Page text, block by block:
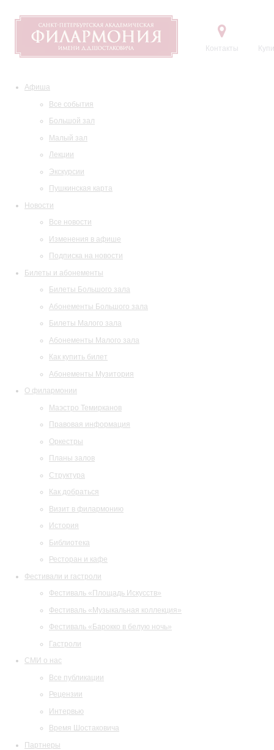
Контакты
Афиша
Все события
Большой зал
Малый зал
Лекции
Экскурсии
Пушкинская карта
Новости
Все новости
Изменения в афише
Подписка на новости
Билеты и абонементы
Билеты Большого зала
Абонементы Большого зала
Билеты Малого зала
Абонементы Малого зала
Как купить билет
Абонементы Музитория
О филармонии
Маэстро Темирканов
Правовая информация
Оркестры
Планы залов
Структура
Как добраться
Визит в филармонию
История
Библиотека
Ресторан и кафе
Фестивали и гастроли
Фестиваль «Площадь Искусств»
Фестиваль «Музыкальная коллекция»
Фестиваль «Барокко в белую ночь»
Гастроли
СМИ о нас
Все публикации
Рецензии
Интервью
Время Шостаковича
Партнеры